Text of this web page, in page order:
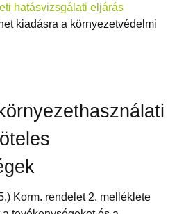
hatásvizsgálati eljárás
kiadásra a környezetvédelmi
Korm. rendelet 2. melléklete